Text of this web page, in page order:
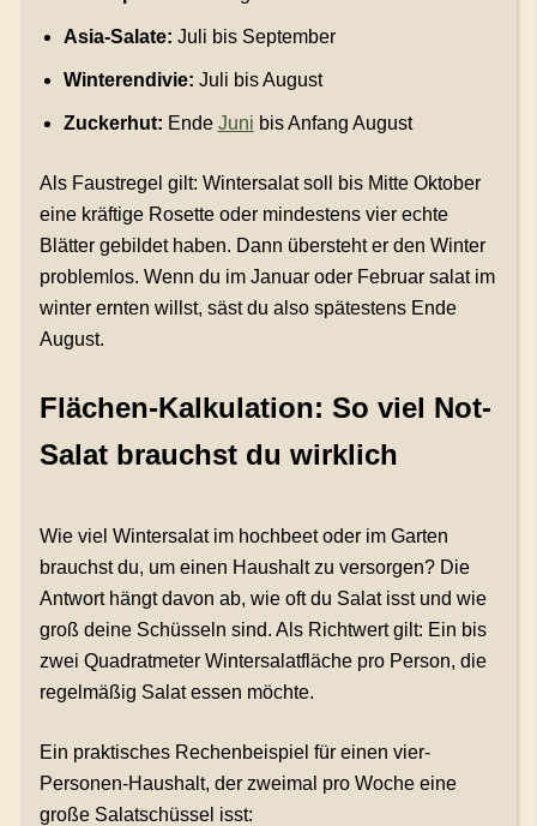
Asia-Salate: Juli bis September
Winterendivie: Juli bis August
Zuckerhut: Ende Juni bis Anfang August
Als Faustregel gilt: Wintersalat soll bis Mitte Oktober
eine kräftige Rosette oder mindestens vier echte
Blätter gebildet haben. Dann übersteht er den Winter
problemlos. Wenn du im Januar oder Februar salat im
winter ernten willst, säst du also spätestens Ende
August.
Flächen-Kalkulation: So viel Not-
Salat brauchst du wirklich
Wie viel Wintersalat im hochbeet oder im Garten
brauchst du, um einen Haushalt zu versorgen? Die
Antwort hängt davon ab, wie oft du Salat isst und wie
groß deine Schüsseln sind. Als Richtwert gilt: Ein bis
zwei Quadratmeter Wintersalatfläche pro Person, die
regelmäßig Salat essen möchte.
Ein praktisches Rechenbeispiel für einen vier-
Personen-Haushalt, der zweimal pro Woche eine
große Salatschüssel isst: